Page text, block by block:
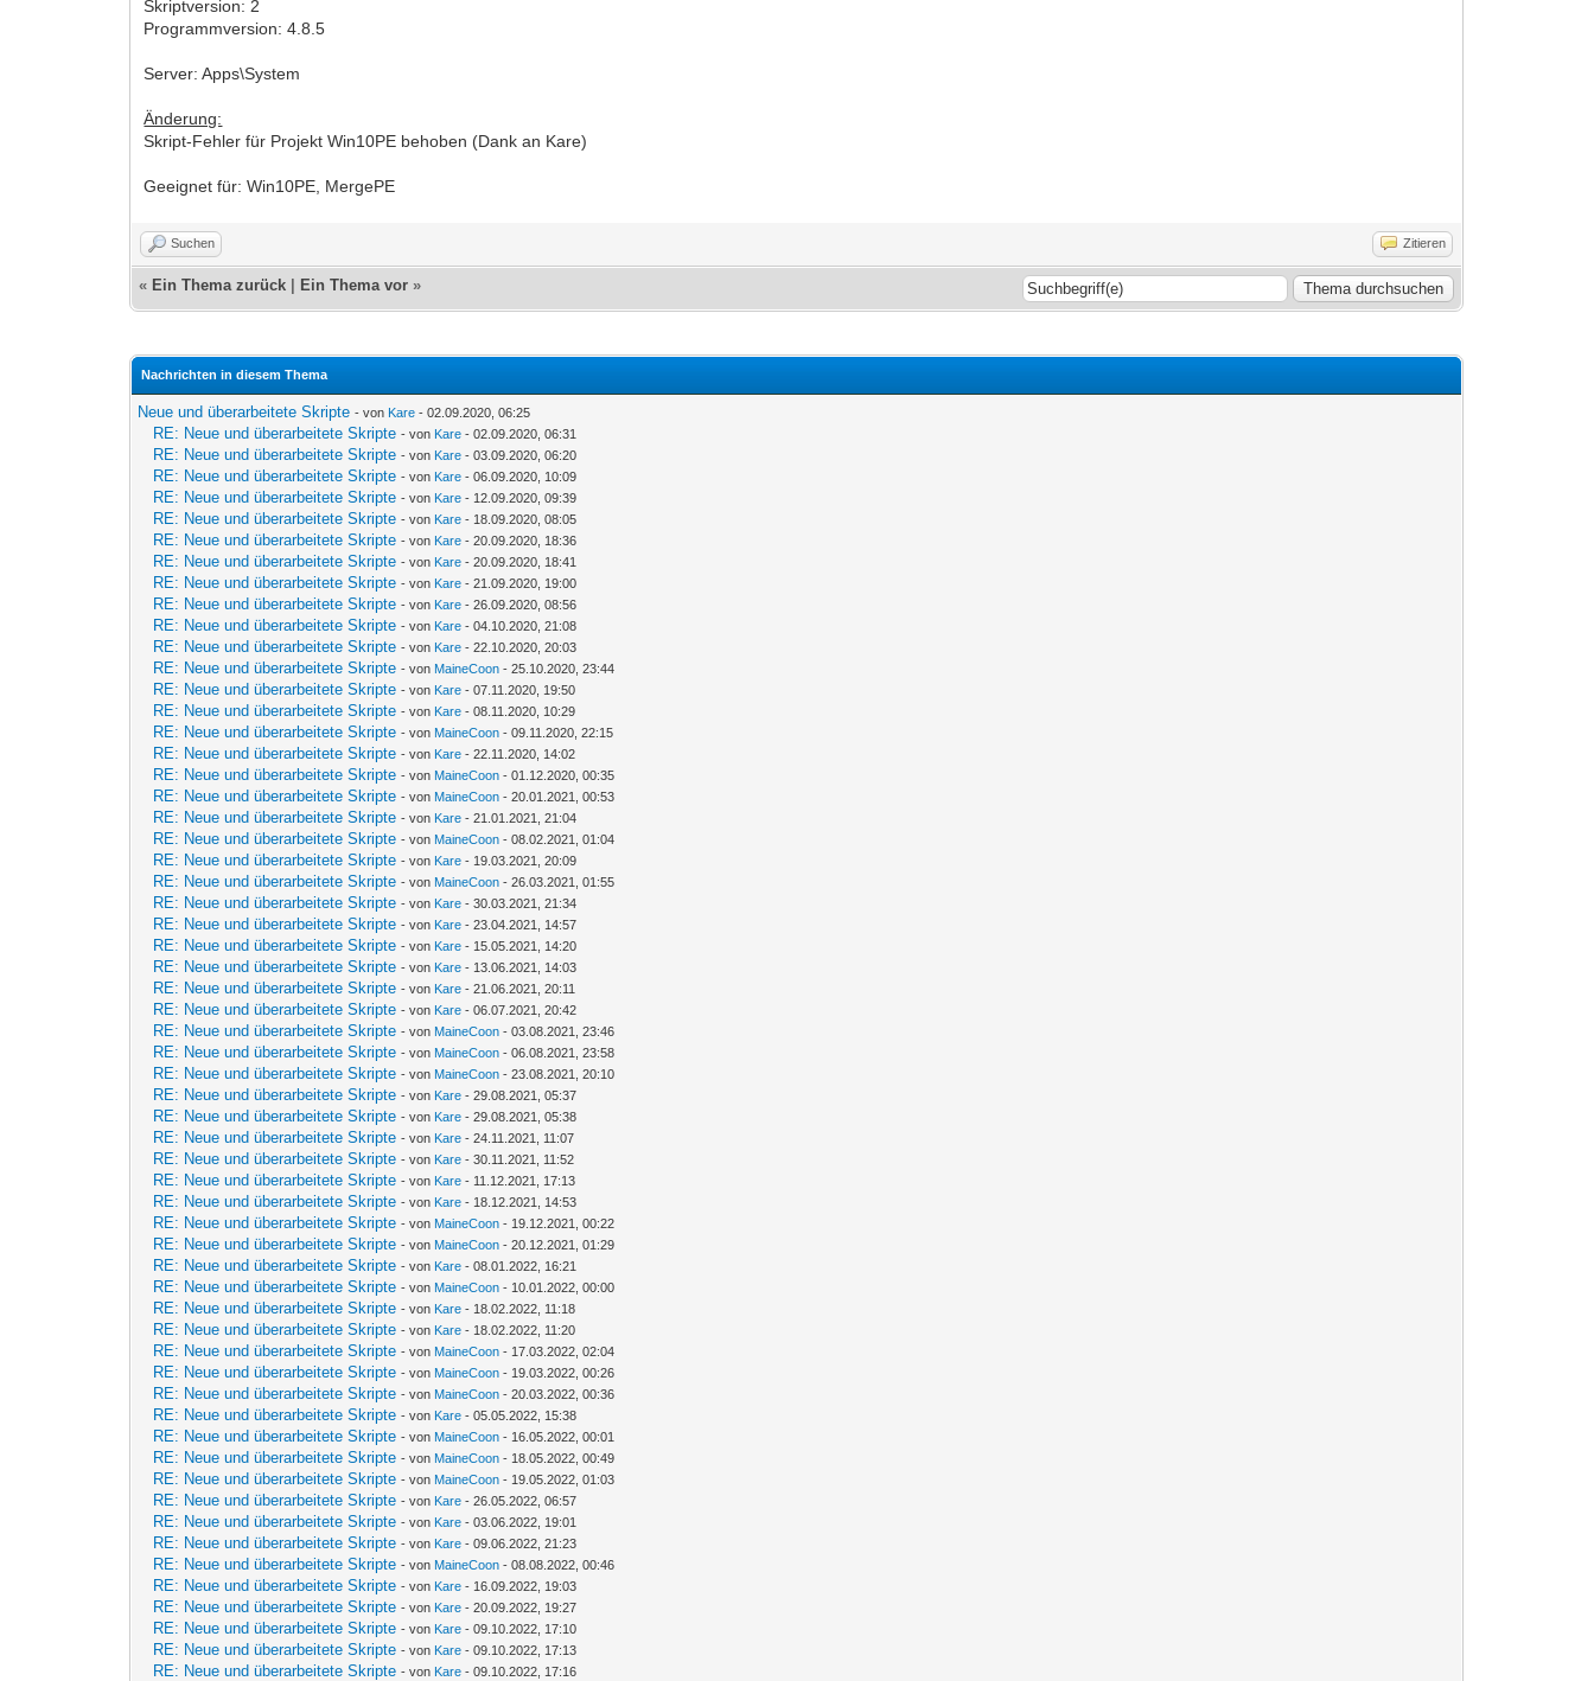
Skriptversion: 2
Programmversion: 4.8.5
Server: Apps\System
Änderung:
Skript-Fehler für Projekt Win10PE behoben (Dank an Kare)
Geeignet für: Win10PE, MergePE
Suchen Zitieren
« Ein Thema zurück Ein Thema vor »
Nachrichten in diesem Thema
Neue und überarbeitete Skripte - von Kare - 02.09.2020, 06:25
RE: Neue und überarbeitete Skripte - von Kare - 02.09.2020, 06:31
RE: Neue und überarbeitete Skripte - von Kare - 03.09.2020, 06:20
RE: Neue und überarbeitete Skripte - von Kare - 06.09.2020, 10:09
RE: Neue und überarbeitete Skripte - von Kare - 12.09.2020, 09:39
RE: Neue und überarbeitete Skripte - von Kare - 18.09.2020, 08:05
RE: Neue und überarbeitete Skripte - von Kare - 20.09.2020, 18:36
RE: Neue und überarbeitete Skripte - von Kare - 20.09.2020, 18:41
RE: Neue und überarbeitete Skripte - von Kare - 21.09.2020, 19:00
RE: Neue und überarbeitete Skripte - von Kare - 26.09.2020, 08:56
RE: Neue und überarbeitete Skripte - von Kare - 04.10.2020, 21:08
RE: Neue und überarbeitete Skripte - von Kare - 22.10.2020, 20:03
RE: Neue und überarbeitete Skripte - von MaineCoon - 25.10.2020, 23:44
RE: Neue und überarbeitete Skripte - von Kare - 07.11.2020, 19:50
RE: Neue und überarbeitete Skripte - von Kare - 08.11.2020, 10:29
RE: Neue und überarbeitete Skripte - von MaineCoon - 09.11.2020, 22:15
RE: Neue und überarbeitete Skripte - von Kare - 22.11.2020, 14:02
RE: Neue und überarbeitete Skripte - von MaineCoon - 01.12.2020, 00:35
RE: Neue und überarbeitete Skripte - von MaineCoon - 20.01.2021, 00:53
RE: Neue und überarbeitete Skripte - von Kare - 21.01.2021, 21:04
RE: Neue und überarbeitete Skripte - von MaineCoon - 08.02.2021, 01:04
RE: Neue und überarbeitete Skripte - von Kare - 19.03.2021, 20:09
RE: Neue und überarbeitete Skripte - von MaineCoon - 26.03.2021, 01:55
RE: Neue und überarbeitete Skripte - von Kare - 30.03.2021, 21:34
RE: Neue und überarbeitete Skripte - von Kare - 23.04.2021, 14:57
RE: Neue und überarbeitete Skripte - von Kare - 15.05.2021, 14:20
RE: Neue und überarbeitete Skripte - von Kare - 13.06.2021, 14:03
RE: Neue und überarbeitete Skripte - von Kare - 21.06.2021, 20:11
RE: Neue und überarbeitete Skripte - von Kare - 06.07.2021, 20:42
RE: Neue und überarbeitete Skripte - von MaineCoon - 03.08.2021, 23:46
RE: Neue und überarbeitete Skripte - von MaineCoon - 06.08.2021, 23:58
RE: Neue und überarbeitete Skripte - von MaineCoon - 23.08.2021, 20:10
RE: Neue und überarbeitete Skripte - von Kare - 29.08.2021, 05:37
RE: Neue und überarbeitete Skripte - von Kare - 29.08.2021, 05:38
RE: Neue und überarbeitete Skripte - von Kare - 24.11.2021, 11:07
RE: Neue und überarbeitete Skripte - von Kare - 30.11.2021, 11:52
RE: Neue und überarbeitete Skripte - von Kare - 11.12.2021, 17:13
RE: Neue und überarbeitete Skripte - von Kare - 18.12.2021, 14:53
RE: Neue und überarbeitete Skripte - von MaineCoon - 19.12.2021, 00:22
RE: Neue und überarbeitete Skripte - von MaineCoon - 20.12.2021, 01:29
RE: Neue und überarbeitete Skripte - von Kare - 08.01.2022, 16:21
RE: Neue und überarbeitete Skripte - von MaineCoon - 10.01.2022, 00:00
RE: Neue und überarbeitete Skripte - von Kare - 18.02.2022, 11:18
RE: Neue und überarbeitete Skripte - von Kare - 18.02.2022, 11:20
RE: Neue und überarbeitete Skripte - von MaineCoon - 17.03.2022, 02:04
RE: Neue und überarbeitete Skripte - von MaineCoon - 19.03.2022, 00:26
RE: Neue und überarbeitete Skripte - von MaineCoon - 20.03.2022, 00:36
RE: Neue und überarbeitete Skripte - von Kare - 05.05.2022, 15:38
RE: Neue und überarbeitete Skripte - von MaineCoon - 16.05.2022, 00:01
RE: Neue und überarbeitete Skripte - von MaineCoon - 18.05.2022, 00:49
RE: Neue und überarbeitete Skripte - von MaineCoon - 19.05.2022, 01:03
RE: Neue und überarbeitete Skripte - von Kare - 26.05.2022, 06:57
RE: Neue und überarbeitete Skripte - von Kare - 03.06.2022, 19:01
RE: Neue und überarbeitete Skripte - von Kare - 09.06.2022, 21:23
RE: Neue und überarbeitete Skripte - von MaineCoon - 08.08.2022, 00:46
RE: Neue und überarbeitete Skripte - von Kare - 16.09.2022, 19:03
RE: Neue und überarbeitete Skripte - von Kare - 20.09.2022, 19:27
RE: Neue und überarbeitete Skripte - von Kare - 09.10.2022, 17:10
RE: Neue und überarbeitete Skripte - von Kare - 09.10.2022, 17:13
RE: Neue und überarbeitete Skripte - von Kare - 09.10.2022, 17:16